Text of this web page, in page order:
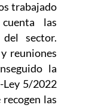
trabajado
las
del sector.
reuniones
la
Ley 5/2022
las